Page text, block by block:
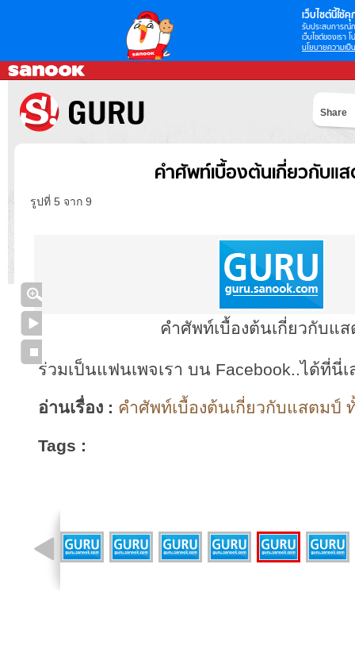
เว็บไซต์นี้ใช้คุ
รับประสบการณ์
เว็บไซต์ของเรา
นโยบายความเป็
Share
คำศัพท์เบื้องต้นเกี่ยวกับแ
รูปที่ 5 จาก 9
คำศัพท์เบื้องต้นเกี่ยวกับแ
ร่วมเป็นแฟนเพจเรา บน Facebook..ได้ที่นี่เ
อ่านเรื่อง : คำศัพท์เบื้องต้นเกี่ยวกับแสตมป์
Tags :